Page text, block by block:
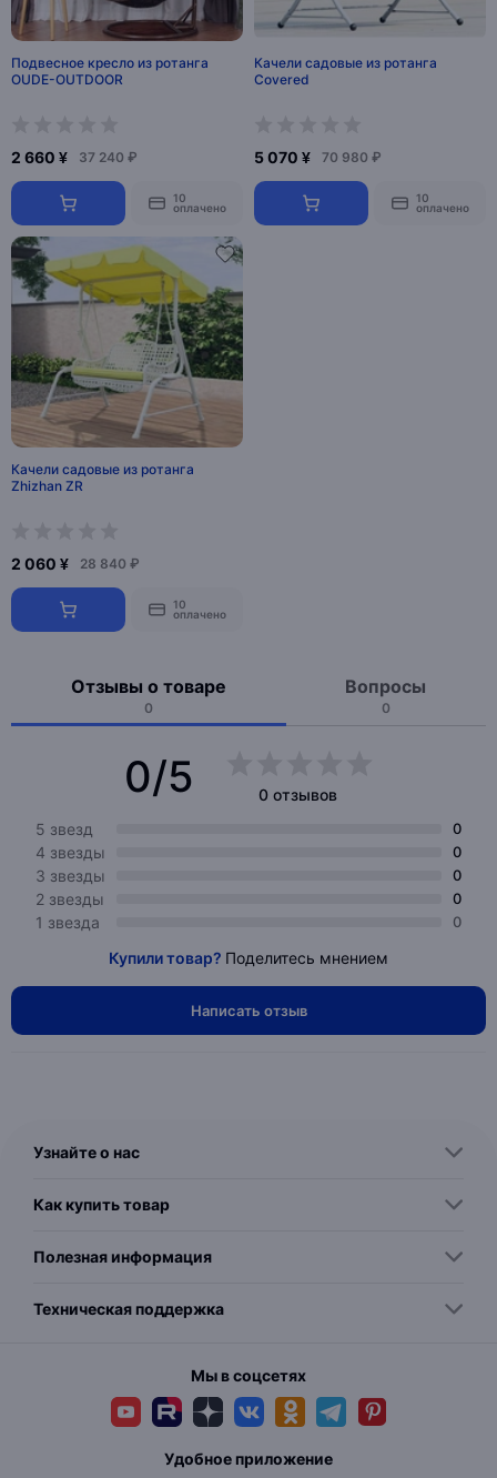
Подвесное кресло из ротанга
OUDE-OUTDOOR
2 660 ¥ 37 240 ₽
10
оплачено
Качели садовые из ротанга
Covered
5 070 ¥ 70 980 ₽
10
оплачено
Качели садовые из ротанга
Zhizhan ZR
2 060 ¥ 28 840 ₽
10
оплачено
Отзывы о товаре
0
Вопросы
0
0/5
0 отзывов
5 звезд
0
4 звезды 0
3 звезды 0
2 звезды 0
1 звезда 0
Купили товар? Поделитесь мнением
Написать отзыв
Узнайте о нас
Как купить товар
Полезная информация
Техническая поддержка
Мы в соцсетях
Удобное приложение